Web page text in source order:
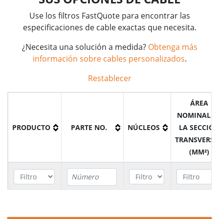
Use los filtros FastQuote para encontrar las
especificaciones de cable exactas que necesita.
¿Necesita una solución a medida? Obtenga más
información sobre cables personalizados.
Restablecer
PRODUCTO PARTE NO. NÚCLEOS
ÁREA
NOMINAL
LA SECCIÓN
(MM²)